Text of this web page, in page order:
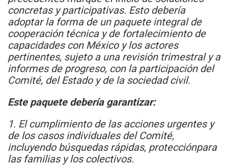
concretas y participativas. Esto debería
adoptar la forma de un paquete integral de
cooperación técnica y de fortalecimiento de
capacidades con México y los actores
pertinentes, sujeto a una revisión trimestral y a
informes de progreso, con la participación del
Comité, del Estado y de la sociedad civil.
Este paquete debería garantizar:
1. El cumplimiento de las acciones urgentes y
de los casos individuales del Comité,
incluyendo búsquedas rápidas, protecciónpara
las familias y los colectivos.